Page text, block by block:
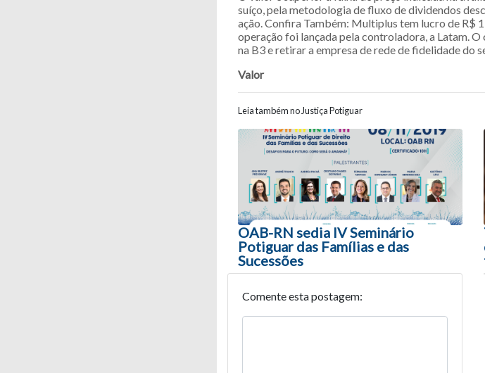
suíço, pela metodologia de fluxo de dividendos
ação. Confira Também: Multiplus tem lucro de R$
operação foi lançada pela controladora, a Latam.
na B3 e retirar a empresa de rede de fidelidade do
Valor
Leia também no Justiça Potiguar
Navegação entre posts
OAB-RN sedia IV Seminário
Potiguar das Famílias e das
Sucessões
Comente esta postagem: